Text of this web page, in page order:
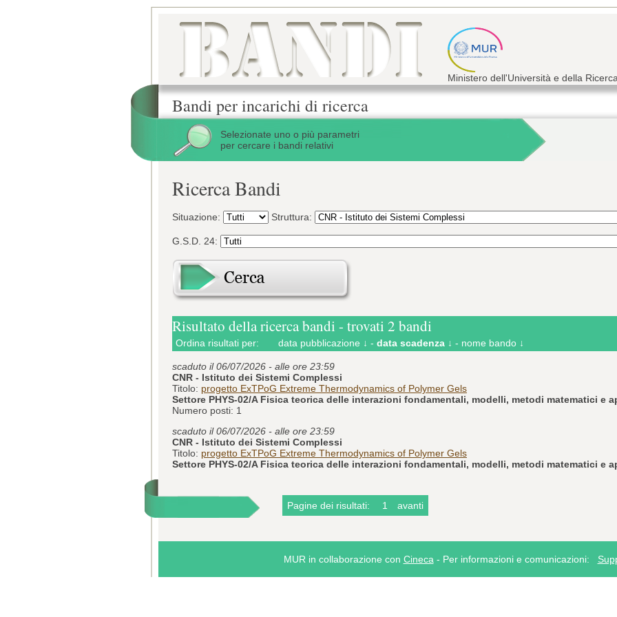
Ministero dell'Università e della
Bandi per incarichi di ricerca
Selezionate uno o più parametri
per cercare i bandi relativi
Ricerca Bandi
Situazione: Struttura:
G.S.D. 24:
Risultato della ricerca bandi - trovati 2 bandi
Ordina risultati per: data pubblicazione ↓ - data scadenza ↓ - nome bando ↓
scaduto il 06/07/2026 - alle ore 23:59
CNR - Istituto dei Sistemi Complessi
Titolo: progetto ExTPoG Extreme Thermodynamics of Polymer Gels
Settore PHYS-02/A Fisica teorica delle interazioni fondamentali, modelli, metodi matematici e
Numero posti: 1
scaduto il 06/07/2026 - alle ore 23:59
CNR - Istituto dei Sistemi Complessi
Titolo: progetto ExTPoG Extreme Thermodynamics of Polymer Gels
Settore PHYS-02/A Fisica teorica delle interazioni fondamentali, modelli, metodi matematici e
Pagine dei risultati: 1 avanti
MUR in collaborazione con Cineca - Per informazioni e comunicazioni: